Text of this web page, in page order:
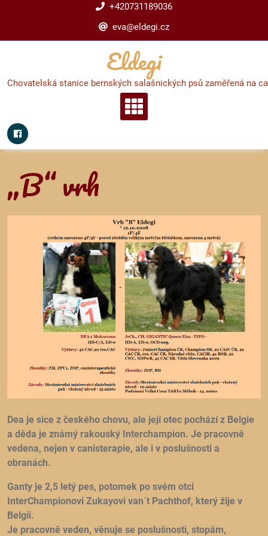
+420731189036
eva@eldegi.cz
Eldegi
Chovatelská stanice bernských salašnických psů zaměřená na
„B“ vrh
Dea je sice z českého chovu, ale její otec pochází z Belgie
a děda je známý rakouský Interchampion. Je pracovně
vedena, nejen v canisterapie, ale i v poslušnosti a
obranách.
Ganty je 2,5 letý pes, potomek po svém otci
InterChampionovi Zukayovi van´t Pachthof, který žije v
Belgii.
Je pracovně veden, věnuje se poslušnosti, stopám,